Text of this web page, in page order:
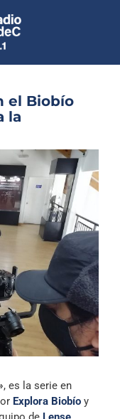
en vivo
el Biobío
la
, es la serie en
Explora Biobío y